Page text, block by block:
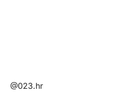
@023.hr